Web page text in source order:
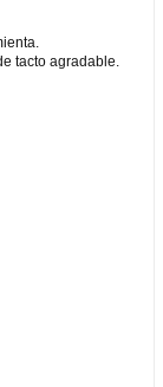
tacto agradable.